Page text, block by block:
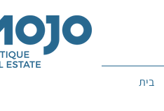
בית